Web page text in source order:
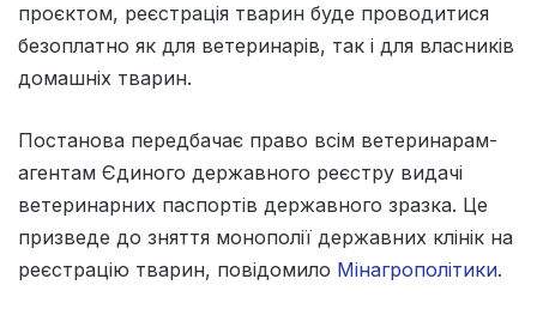
проєктом, реєстрація тварин буде проводитися
безоплатно як для ветеринарів, так і для власників
домашніх тварин.
Постанова передбачає право всім ветеринарам-
агентам Єдиного державного реєстру видачі
ветеринарних паспортів державного зразка. Це
призведе до зняття монополії державних клінік на
реєстрацію тварин, повідомило Мінагрополітики.